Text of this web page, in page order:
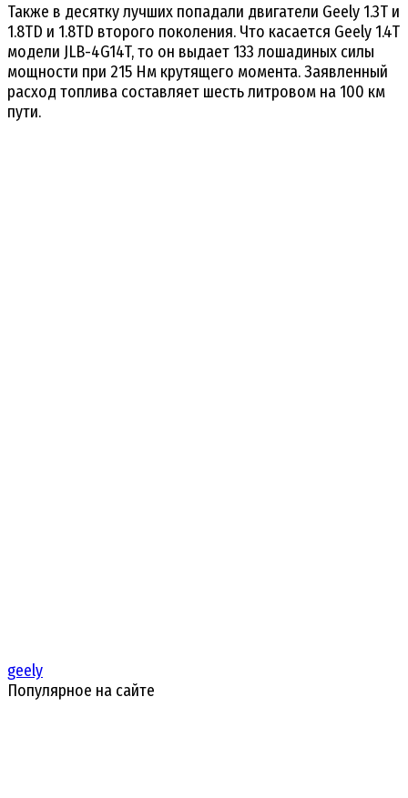
Также в десятку лучших попадали двигатели Geely 1.3T и
1.8TD и 1.8TD второго поколения. Что касается Geely 1.4T
модели JLB-4G14T, то он выдает 133 лошадиных силы
мощности при 215 Нм крутящего момента. Заявленный
расход топлива составляет шесть литровом на 100 км
пути.
geely
Популярное на сайте